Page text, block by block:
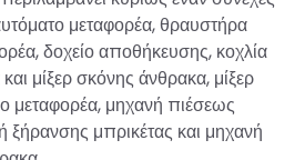
μεταφορέα, θραυστήρα
δοχείο αποθήκευσης, κοχλία
μίξερ σκόνης άνθρακα, μίξερ
μεταφορέα, μηχανή πιέσεως
ξήρανσης μπρικέτας και μηχανή